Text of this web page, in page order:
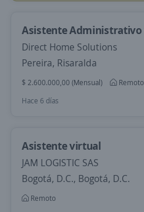
Asistente Administrativo
Direct Home Solutions
Pereira, Risaralda
$ 2.600.000,00 (Mensual)
Remoto
Hace 6 días
Asistente virtual
JAM LOGISTIC SAS
Bogotá, D.C., Bogotá, D.C.
Remoto